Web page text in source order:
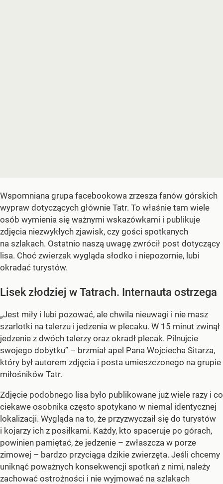
Wspomniana grupa facebookowa zrzesza fanów górskich
wypraw dotyczących głównie Tatr. To właśnie tam wiele
osób wymienia się ważnymi wskazówkami i publikuje
zdjęcia niezwykłych zjawisk, czy gości spotkanych
na szlakach. Ostatnio naszą uwagę zwrócił post dotyczący
lisa. Choć zwierzak wygląda słodko i niepozornie, lubi
okradać turystów.
Lisek złodziej w Tatrach. Internauta ostrzega
„Jest miły i lubi pozować, ale chwila nieuwagi i nie masz
szarlotki na talerzu i jedzenia w plecaku. W 15 minut zwinął
jedzenie z dwóch talerzy oraz okradł plecak. Pilnujcie
swojego dobytku” – brzmiał apel Pana Wojciecha Sitarza,
który był autorem zdjęcia i posta umieszczonego na grupie
miłośników Tatr.
Zdjęcie podobnego lisa było publikowane już wiele razy i co
ciekawe osobnika często spotykano w niemal identycznej
lokalizacji. Wygląda na to, że przyzwyczaił się do turystów
i kojarzy ich z posiłkami. Każdy, kto spaceruje po górach,
powinien pamiętać, że jedzenie – zwłaszcza w porze
zimowej – bardzo przyciąga dzikie zwierzęta. Jeśli chcemy
uniknąć poważnych konsekwencji spotkań z nimi, należy
zachować ostrożności i nie wyjmować na szlakach